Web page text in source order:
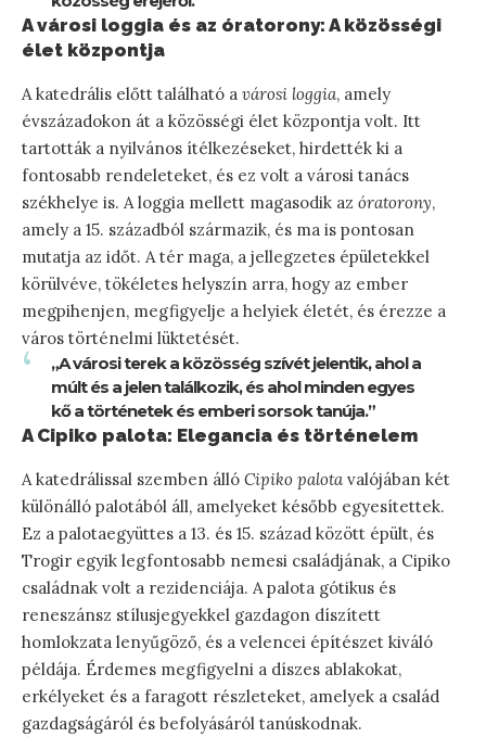
A városi loggia és az óratorony: A közösségi
élet központja
A katedrális előtt található a városi loggia, amely
évszázadokon át a közösségi élet központja volt. Itt
tartották a nyilvános ítélkezéseket, hirdették ki a
fontosabb rendeleteket, és ez volt a városi tanács
székhelye is. A loggia mellett magasodik az óratorony,
amely a 15. századból származik, és ma is pontosan
mutatja az időt. A tér maga, a jellegzetes épületekkel
körülvéve, tökéletes helyszín arra, hogy az ember
megpihenjen, megfigyelje a helyiek életét, és érezze a
város történelmi lüktetését.
„A városi terek a közösség szívét jelentik, ahol a
múlt és a jelen találkozik, és ahol minden egyes
kő a történetek és emberi sorsok tanúja.”
A Cipiko palota: Elegancia és történelem
A katedrálissal szemben álló Cipiko palota valójában két
különálló palotából áll, amelyeket később egyesítettek.
Ez a palotaegyüttes a 13. és 15. század között épült, és
Trogir egyik legfontosabb nemesi családjának, a Cipiko
családnak volt a rezidenciája. A palota gótikus és
reneszánsz stílusjegyekkel gazdagon díszített
homlokzata lenyűgöző, és a velencei építészet kiváló
példája. Érdemes megfigyelni a díszes ablakokat,
erkélyeket és a faragott részleteket, amelyek a család
gazdagságáról és befolyásáról tanúskodnak.